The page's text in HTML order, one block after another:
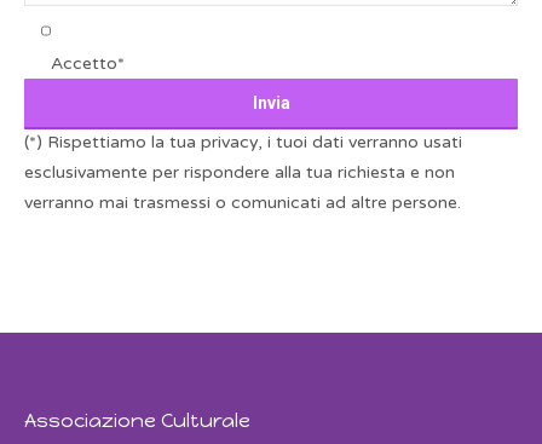
Accetto*
(*) Rispettiamo la tua privacy, i tuoi dati verranno usati
esclusivamente per rispondere alla tua richiesta e non
verranno mai trasmessi o comunicati ad altre persone.
Associazione Culturale